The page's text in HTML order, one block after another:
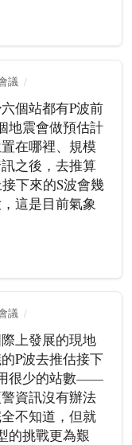
議
個站都有P波前
地震會做預估計
在哪裡、規模
之後，去推算
下來的S波會幾
這是目前氣象
議
上發展的現地
P波去推估接下
很少的站數——
資訊沒有辦法
不知道，但就
的挑戰更為艱